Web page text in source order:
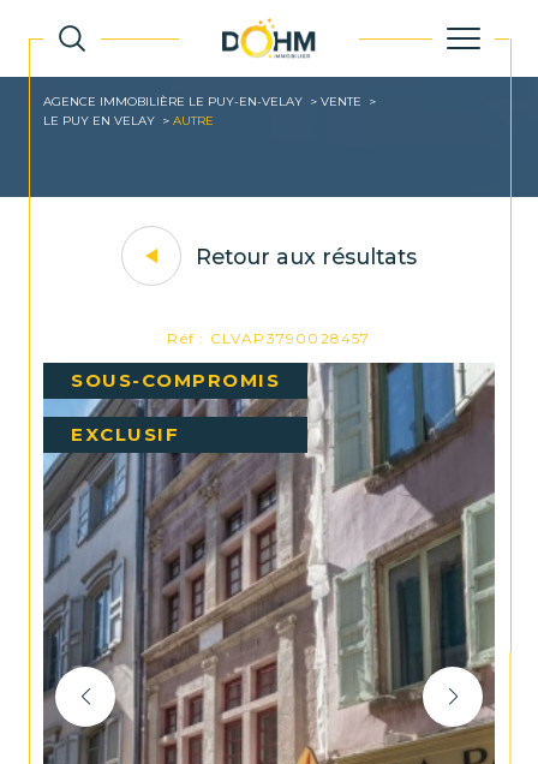
AGENCE IMMOBILIÈRE LE PUY-EN-VELAY
VENTE
LE PUY EN VELAY
AUTRE
Retour aux résultats
Réf : CLVAP3790028457
SOUS-COMPROMIS
EXCLUSIF